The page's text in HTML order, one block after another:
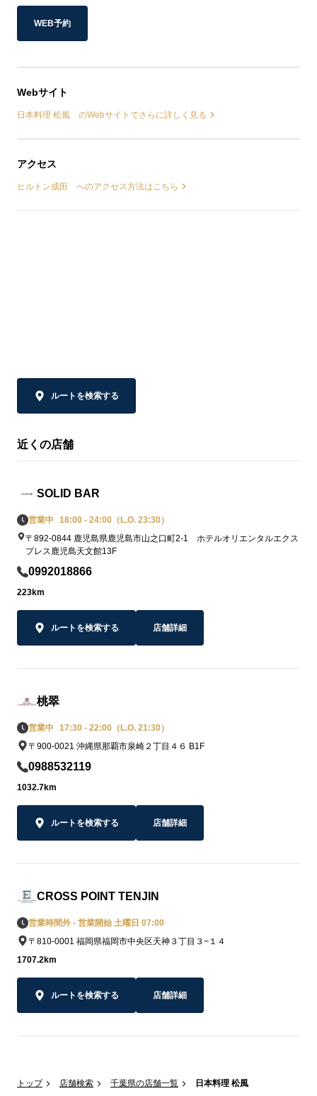
トップ 店舗検索 千葉県の店舗一覧 日本料理 松風
WEB予約
Webサイト
日本料理 松風 のWebサイトでさらに詳しく見る
アクセス
ヒルトン成田 へのアクセス方法はこちら
ルートを検索する
近くの店舗
SOLID BAR
営業中
18:00 - 24:00（L.O. 23:30）
〒892-0844 鹿児島県鹿児島市山之口町2-1 ホテルオリエンタルエクス
プレス鹿児島天文館13F
0992018866
223km
ルートを検索する 店舗詳細
桃翠
営業中
17:30 - 22:00（L.O. 21:30）
〒900-0021 沖縄県那覇市泉崎２丁目４６ B1F
0988532119
1032.7km
ルートを検索する 店舗詳細
CROSS POINT TENJIN
営業時間外 - 営業開始 土曜日 07:00
〒810-0001 福岡県福岡市中央区天神３丁目３−１４
1707.2km
ルートを検索する 店舗詳細